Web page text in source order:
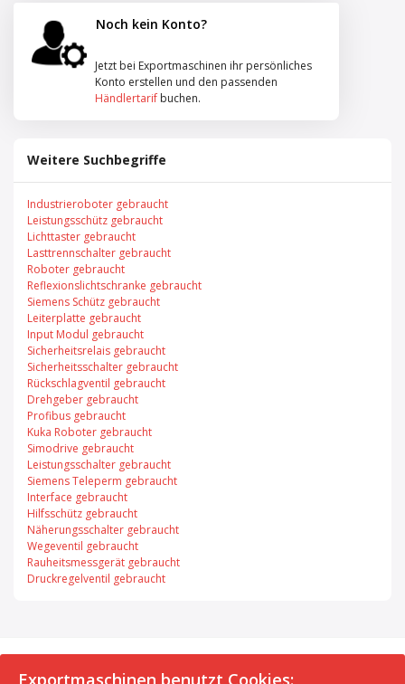
Noch kein Konto?
Jetzt bei Exportmaschinen ihr persönliches
Konto erstellen und den passenden
Händlertarif buchen.
Weitere Suchbegriffe
Industrieroboter gebraucht
Leistungsschütz gebraucht
Lichttaster gebraucht
Lasttrennschalter gebraucht
Roboter gebraucht
Reflexionslichtschranke gebraucht
Siemens Schütz gebraucht
Leiterplatte gebraucht
Input Modul gebraucht
Sicherheitsrelais gebraucht
Sicherheitsschalter gebraucht
Rückschlagventil gebraucht
Drehgeber gebraucht
Profibus gebraucht
Kuka Roboter gebraucht
Simodrive gebraucht
Leistungsschalter gebraucht
Siemens Teleperm gebraucht
Interface gebraucht
Hilfsschütz gebraucht
Näherungsschalter gebraucht
Wegeventil gebraucht
Rauheitsmessgerät gebraucht
Druckregelventil gebraucht
© 2026 Exportmaschinen.de
Exportmaschinen benutzt Cookies: